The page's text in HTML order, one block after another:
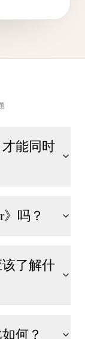
能同时
吗？
了解什
何？